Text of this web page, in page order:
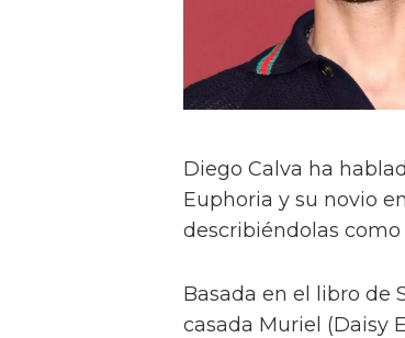
Diego Calva ha
Euphoria y su novio
describiéndolas
Basada en el libro de
casada Muriel (Daisy